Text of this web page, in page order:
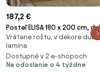
187,2 €
Posteľ ELISA 180 x 200 cm,
artisan Rošt: S latkovým
roštom, Matrac: Bez matraca
Vrátane roštu, v dekore dub,
lamina
Dostupné v 2 e-shopoch
Na odoslanie o 4 týždne